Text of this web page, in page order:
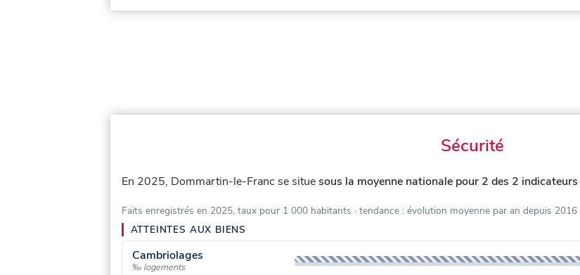
Sécurité
En 2025, Dommartin-le-Franc se situesous la moyenne nationale pour 2 des 2 indicateurs
Faits enregistrés en 2025, taux pour 1 000 habitants · tendance : évolution moyenne par an depuis 2016
ATTEINTES AUX BIENS
Cambriolages
‰ logements